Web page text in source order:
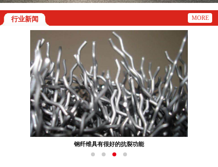
行业新闻 MORE
钢纤维具有很好的抗裂功能